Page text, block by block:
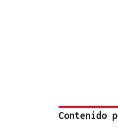
Contenido